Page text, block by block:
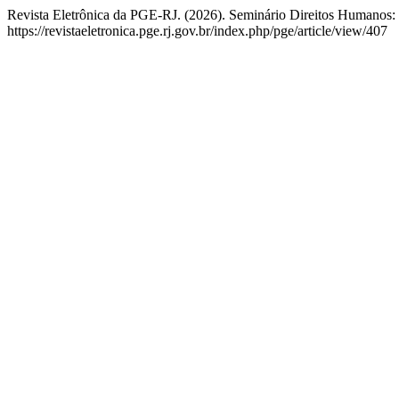
Revista Eletrônica da PGE-RJ. (2026). Seminário Direitos
https://revistaeletronica.pge.rj.gov.br/index.php/pge/article/view/407